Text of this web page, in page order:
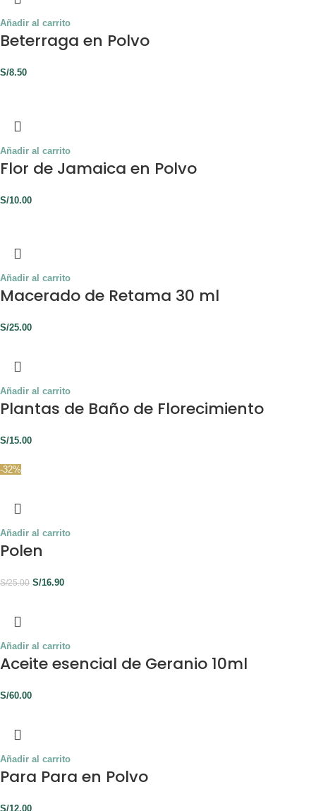
Añadir al carrito
Beterraga en Polvo
S/8.50
Añadir al carrito
Flor de Jamaica en Polvo
S/10.00
Añadir al carrito
Macerado de Retama 30 ml
S/25.00
Añadir al carrito
Plantas de Baño de Florecimiento
S/15.00
-32%
Añadir al carrito
Polen
S/25.00 S/16.90
Añadir al carrito
Aceite esencial de Geranio 10ml
S/60.00
Añadir al carrito
Para Para en Polvo
S/12.00